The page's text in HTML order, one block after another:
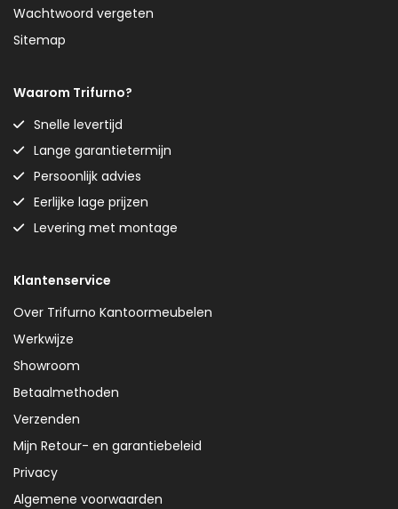
Wachtwoord vergeten
Sitemap
Waarom Trifurno?
Snelle levertijd
Lange garantietermijn
Persoonlijk advies
Eerlijke lage prijzen
Levering met montage
Klantenservice
Over Trifurno Kantoormeubelen
Werkwijze
Showroom
Betaalmethoden
Verzenden
Mijn Retour- en garantiebeleid
Privacy
Algemene voorwaarden